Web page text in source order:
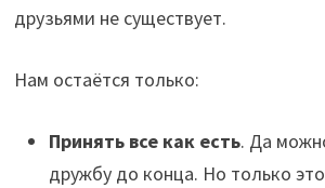
друзьями не существует.
Нам остаётся только:
Принять все как есть. Да
дружбу до конца. Но только